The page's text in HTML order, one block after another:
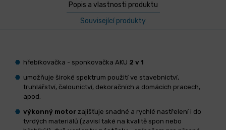
Popis a vlastnosti produktu
Související produkty
hřebíkovačka - sponkovačka AKU 2 v 1
umožňuje široké spektrum použití ve stavebnictví,
truhlářství, čalounictví, dekoračních a domácích pracech,
apod.
výkonný motor zajišťuje snadné a rychlé nastřelení i do
tvrdých materiálů (zavisí také na kvalitě spon nebo